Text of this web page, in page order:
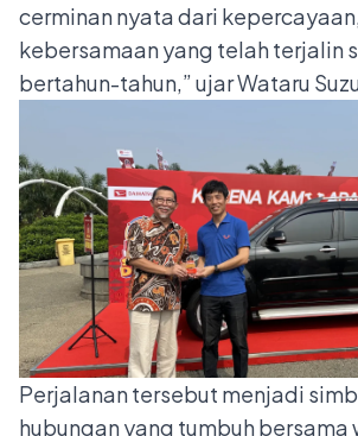
cerminan nyata dari
kebersamaan yang telah terjalin
bertahun-tahun,” ujar Wataru
Perjalanan tersebut menjadi
hubungan yang tumbuh